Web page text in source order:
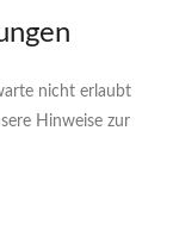
nicht erlaubt
Hinweise zur